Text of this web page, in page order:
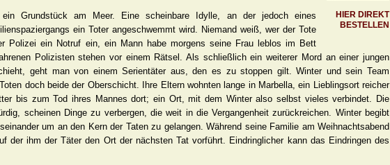
HIER DIREKT
BESTELLEN
Grundstück am Meer. Eine scheinbare Idylle, an der jedoch eines
ein Toter angeschwemmt wird. Niemand weiß, wer der Tote
Polizei ein Notruf ein, ein Mann habe morgens seine Frau leblos im Bett
Polizisten stehen vor einem Rätsel. Als schließlich ein weiterer Mord an einer jungen
geht man von einem Serientäter aus, den es zu stoppen gilt. Winter und sein Team
doch beide der Oberschicht. Ihre Eltern wohnten lange in Marbella, ein Lieblingsort reicher
bis zum Tod ihres Mannes dort; ein Ort, mit dem Winter also selbst vieles verbindet. Die
scheinen Dinge zu verbergen, die weit in die Vergangenheit zurückreichen. Winter begibt
um an den Kern der Taten zu gelangen. Während seine Familie am Weihnachtsabend
der ihm der Täter den Ort der nächsten Tat vorführt. Eindringlicher kann das Eindringen des